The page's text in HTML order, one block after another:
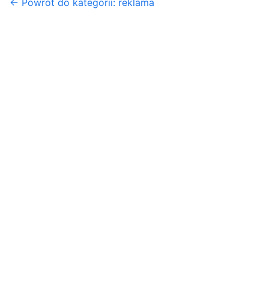
← Powrót do kategorii: reklama